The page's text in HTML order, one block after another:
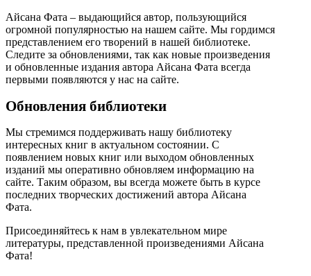
Айсана Фата – выдающийся автор, пользующийся
огромной популярностью на нашем сайте. Мы гордимся
представлением его творений в нашей библиотеке.
Следите за обновлениями, так как новые произведения
и обновленные издания автора Айсана Фата всегда
первыми появляются у нас на сайте.
Обновления библиотеки
Мы стремимся поддерживать нашу библиотеку
интересных книг в актуальном состоянии. С
появлением новых книг или выходом обновленных
изданий мы оперативно обновляем информацию на
сайте. Таким образом, вы всегда можете быть в курсе
последних творческих достижений автора Айсана
Фата.
Присоединяйтесь к нам в увлекательном мире
литературы, представленной произведениями Айсана
Фата!